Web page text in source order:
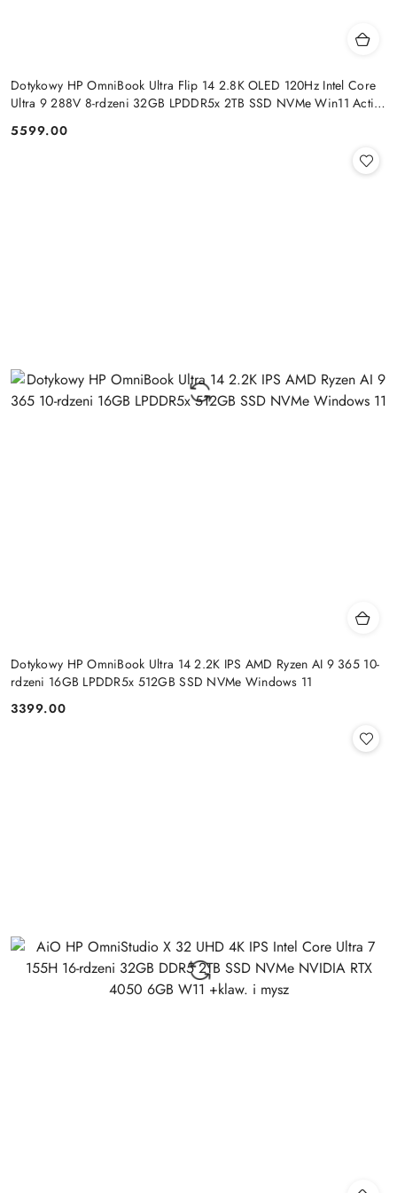
Dotykowy HP OmniBook Ultra Flip 14 2.8K OLED 120Hz Intel Core
Ultra 9 288V 8-rdzeni 32GB LPDDR5x 2TB SSD NVMe Win11 Active
Cena:
5599.00
Dotykowy HP OmniBook Ultra 14 2.2K IPS AMD Ryzen AI 9 365 10-
rdzeni 16GB LPDDR5x 512GB SSD NVMe Windows 11
Cena:
3399.00